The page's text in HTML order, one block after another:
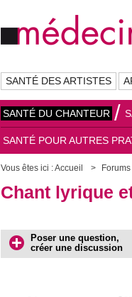
SANTÉ DES ARTISTES
SANTÉ DU CHANTEUR
SANTÉ POUR AUTRES
Vous êtes ici :Accueil Forums
Chant lyrique
Poser une question,
créer une discussion